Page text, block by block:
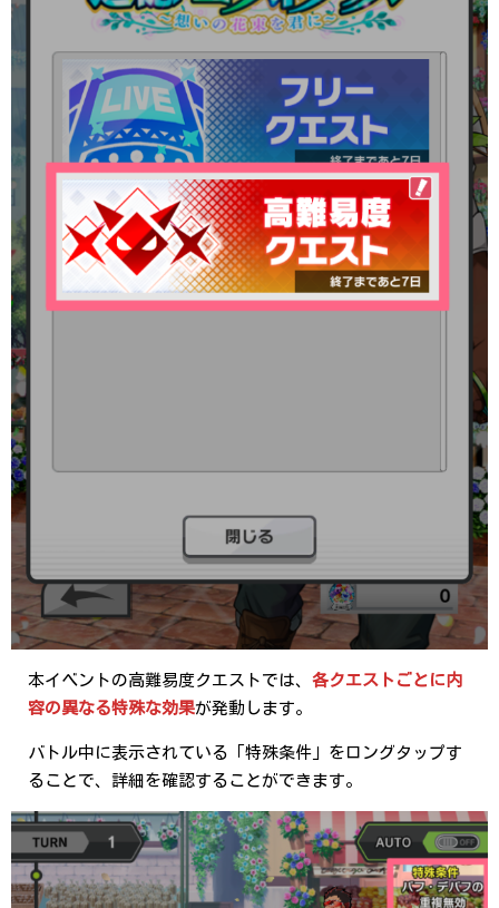
本イベントの高難易度クエストでは、 各クエストごとに内
容の異なる特殊な効果が発動します。
バトル中に表示されている「特殊条件」をロングタップす
ることで、詳細を確認することができます。